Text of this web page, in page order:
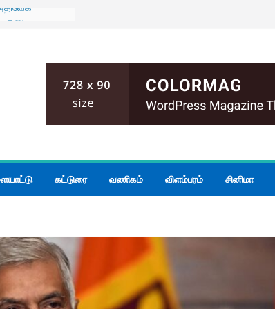
பரீட்சைத்
கட்டுரை வணிகம் விளம்பரம் சினிமா